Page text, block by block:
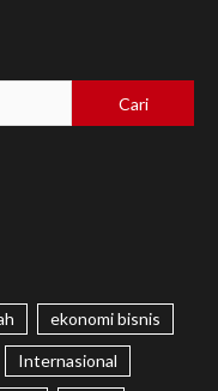
ekonomi bisnis
Internasional